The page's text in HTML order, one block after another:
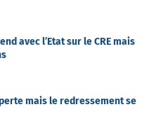
avec l’Etat sur le CRE mais
mais le redressement se